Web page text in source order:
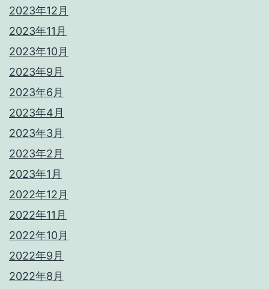
2023年12月
2023年11月
2023年10月
2023年9月
2023年6月
2023年4月
2023年3月
2023年2月
2023年1月
2022年12月
2022年11月
2022年10月
2022年9月
2022年8月